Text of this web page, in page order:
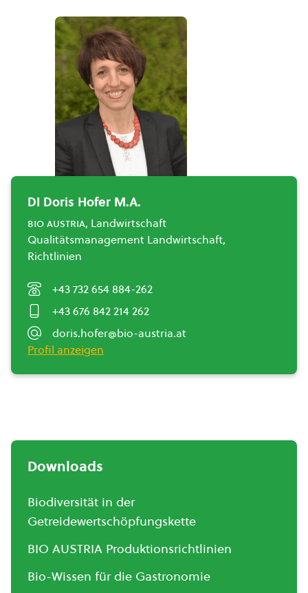
DI Doris Hofer M.A.
bio austria, Landwirtschaft
Qualitätsmanagement Landwirtschaft,
Richtlinien
+43 732 654 884-262
+43 676 842 214 262
doris.hofer@bio-austria.at
Profil anzeigen
Downloads
Biodiversität in der
Getreidewertschöpfungskette
BIO AUSTRIA Produktionsrichtlinien
Bio-Wissen für die Gastronomie